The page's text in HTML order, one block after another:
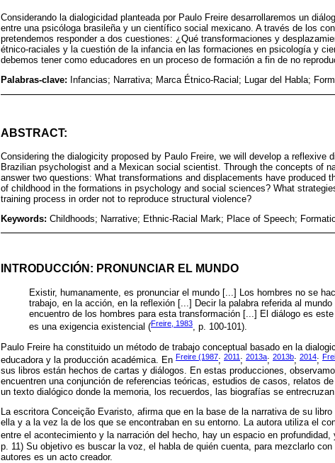
Considerando la dialogicidad planteada por Paulo Freire desarrollaremos un
entre una psicóloga brasileña y un científico social mexicano. A través de los
pretendemos responder a dos cuestiones: ¿Qué transformaciones y
étnico-raciales y la cuestión de la infancia en las formaciones en psicología y
debemos tener como educadores en un proceso de formación a fin de no
Palabras-clave: Infancias; Narrativa; Marca Étnico-Racial; Lugar del Habla;
ABSTRACT:
Considering the dialogicity proposed by Paulo Freire, we will develop a reflexive
Brazilian psychologist and a Mexican social scientist. Through the concepts of
answer two questions: What transformations and displacements have produced
of childhood in the formations in psychology and social sciences? What
training process in order not to reproduce structural violence?
Keywords: Childhoods; Narrative; Ethnic-Racial Mark; Place of Speech;
INTRODUCCIÓN: PRONUNCIAR EL MUNDO
Existir, humanamente, es pronunciar el mundo [...] Los hombres no se
trabajo, en la acción, en la reflexión [...] Decir la palabra referida al
encuentro de los hombres para esta transformación [...] El diálogo es
es una exigencia existencial (Freire, 1983, p. 100-101).
Paulo Freire ha constituido un método de trabajo conceptual basado en la
educadora y la producción académica. En Freire (1987; 2011 ; 2013a; 2013b; 2014;
sus libros están hechos de cartas y diálogos. En estas producciones,
encuentren una conjunción de referencias teóricas, estudios de casos, relatos
un texto dialógico donde la memoria, los recuerdos, las biografías se
La escritora Conceição Evaristo, afirma que en la base de la narrativa de su libro
ella y a la vez la de los que se encontraban en su entorno. La autora utiliza el
entre el acontecimiento y la narración del hecho, hay un espacio en
p. 11) Su objetivo es buscar la voz, el habla de quién cuenta, para mezclarlo
autores es un acto creador.